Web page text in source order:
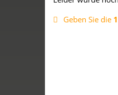
Geben Sie die